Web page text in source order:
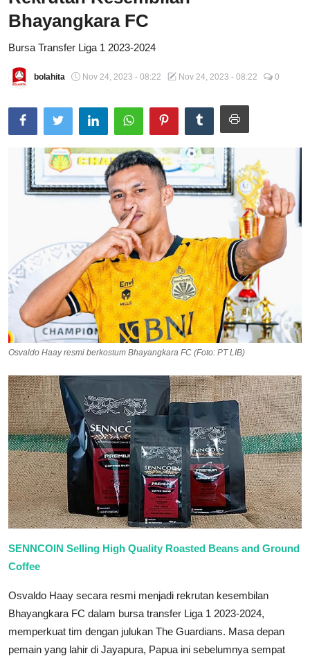
Total Sports
Contact
Pedoman Media Siber
Bhayangkara FC
Bursa Transfer Liga 1 2023-2024
bolahita Nov 24, 2023 - 08:22 Nov 24, 2023 - 08:22 0
Osvaldo Haay resmi berkostum Bhayangkara FC (Foto: PT LIB)
SENNCOIN Selling High Quality Roasted Beans and Ground
Coffee
Osvaldo Haay secara resmi menjadi rekrutan kesembilan
Bhayangkara FC dalam bursa transfer Liga 1 2023-2024,
memperkuat tim dengan julukan The Guardians. Masa depan
pemain yang lahir di Jayapura, Papua ini sebelumnya sempat